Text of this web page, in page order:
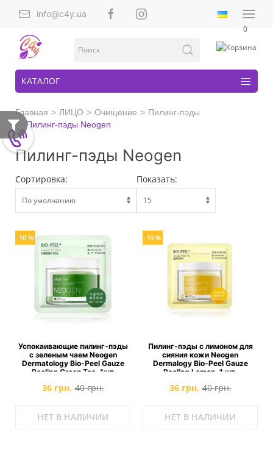
info@c4y.ua
0
КАТАЛОГ
Главная ЛИЦО Очищение
Пилинг-пэды
Пилинг-пэды Neogen
Пилинг-пэды Neogen
Сортировка: Показать:
-10 %
Успокаивающие пилинг-пэды
с зеленым чаем Neogen
Dermatology Bio-Peel Gauze
Peeling Green Tea, 1шт
36 грн. 40 грн.
НЕТ В НАЛИЧИИ
-10 %
Пилинг-пэды с лимоном для
сияния кожи Neogen
Dermalogy Bio-Peel Gauze
Peeling Lemon, 1 шт.
36 грн. 40 грн.
НЕТ В НАЛИЧИИ